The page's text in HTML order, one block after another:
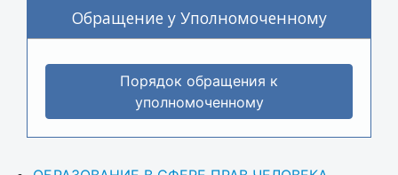
Обращение у Уполномоченному
Порядок обращения к
уполномоченному